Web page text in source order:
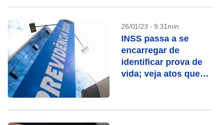
26/01/23 - 9:31min
INSS passa a se
encarregar de
identificar prova de
vida; veja atos que